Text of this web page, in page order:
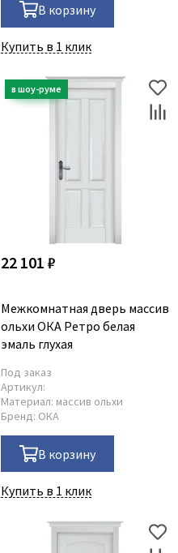
В корзину
Купить в 1 клик
22 101 ₽
Межкомнатная дверь массив
ольхи ОКА Ретро белая
эмаль глухая
Под заказ
Артикул:
Материал: массив ольхи
Бренд: ОКА
В корзину
Купить в 1 клик